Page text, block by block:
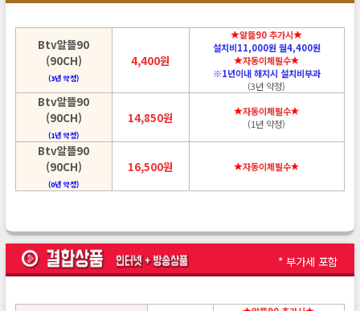
Btv알뜰90
(90CH)
(3년 약정)
4,400원
알뜰90 추가시
설치비11,000원 월4,400원
자동이체필수
※1년이내 해지시 설치비부과
(3년 약정)
Btv알뜰90
(90CH)
(1년 약정)
14,850원
자동이체필수
(1년 약정)
Btv알뜰90
(90CH)
(0년 약정)
16,500원 자동이체필수
* 부가세 포함